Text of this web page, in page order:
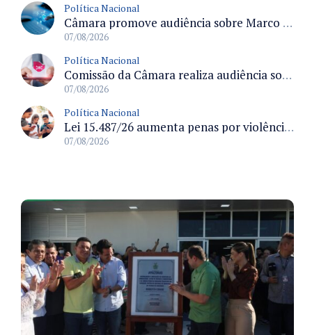
Política Nacional
Câmara promove audiência sobre Marco de Fomento à Economia Digital e impactos da inteligência artificial
07/08/2026
Política Nacional
Comissão da Câmara realiza audiência sobre apostas online para medir o tamanho do mercado ilegal
07/08/2026
Política Nacional
Lei 15.487/26 aumenta penas por violência sexual digital contra crianças e adolescentes e autoriza ronda virtual para investigação
07/08/2026